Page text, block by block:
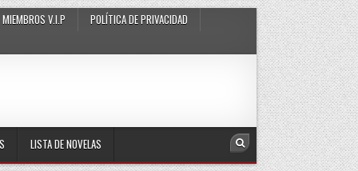
MIEMBROS V.I.P
POLÍTICA DE PRIVACIDAD
LISTA DE NOVELAS Search